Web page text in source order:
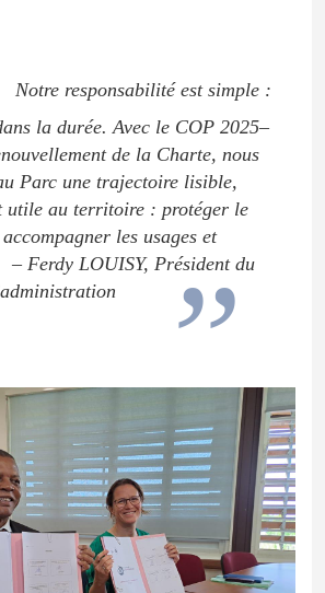
Notre responsabilité est simple :
la durée. Avec le COP 2025–
de la Charte, nous
Parc une trajectoire lisible,
utile au territoire : protéger le
les usages et
– Ferdy LOUISY, Président du